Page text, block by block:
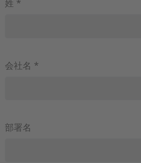
姓 *
会社名 *
部署名